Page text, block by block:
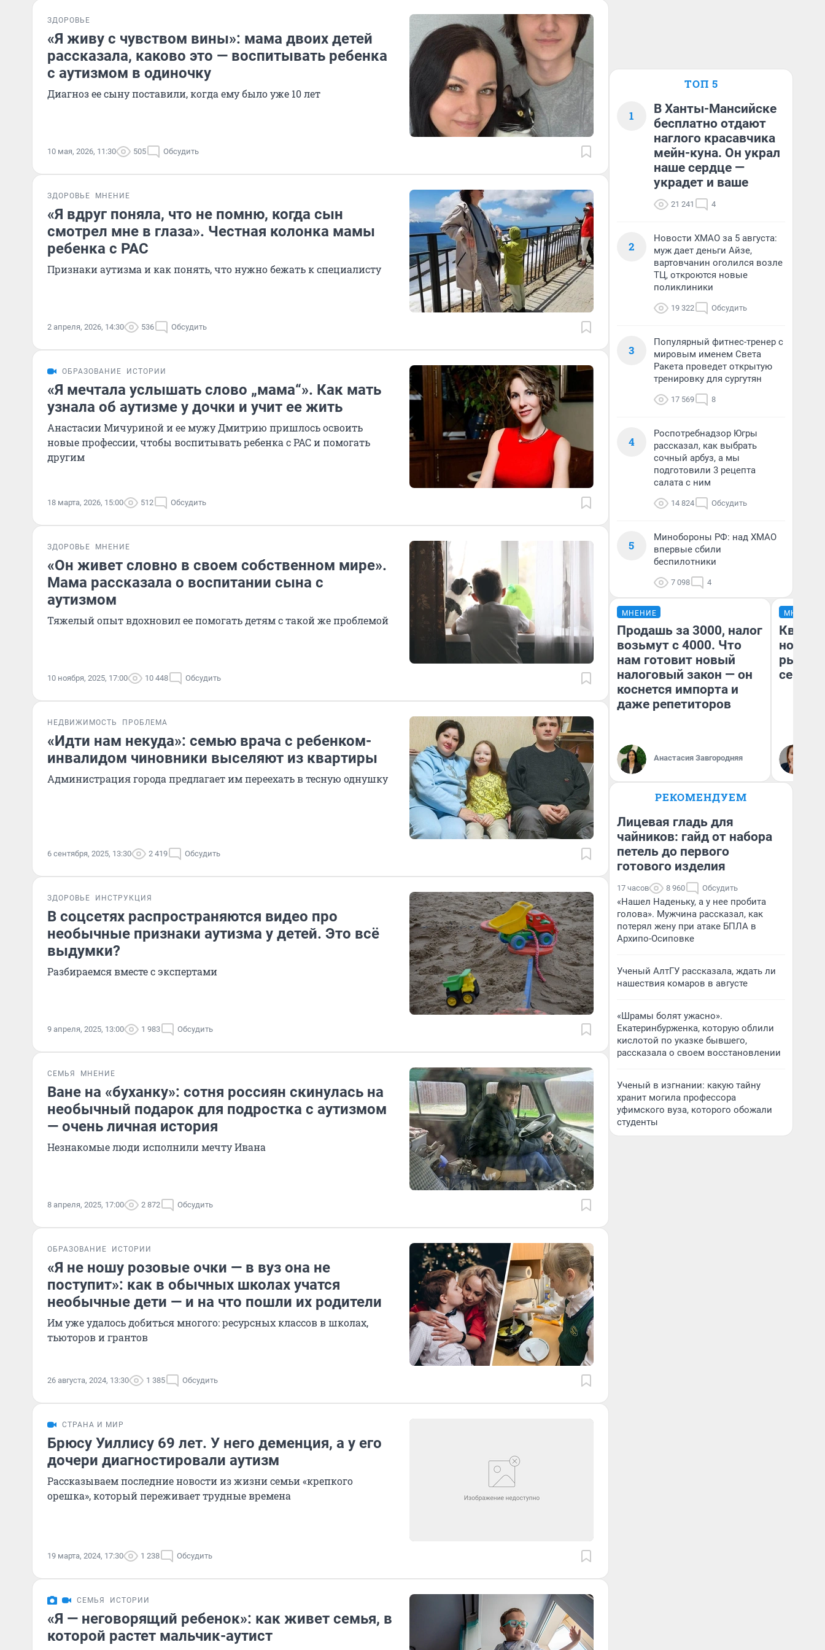
ЗДОРОВЬЕ
«Я живу с чувством вины»: мама двоих детей
рассказала, каково это — воспитывать ребенка
с аутизмом в одиночку
Диагноз ее сыну поставили, когда ему было уже 10 лет
10 мая, 2026, 11:30 505 Обсудить
ЗДОРОВЬЕ МНЕНИЕ
«Я вдруг поняла, что не помню, когда сын
смотрел мне в глаза». Честная колонка мамы
ребенка с РАС
Признаки аутизма и как понять, что нужно бежать к специалисту
2 апреля, 2026, 14:30 536 Обсудить
ОБРАЗОВАНИЕ ИСТОРИИ
«Я мечтала услышать слово „мама“». Как мать
узнала об аутизме у дочки и учит ее жить
Анастасии Мичуриной и ее мужу Дмитрию пришлось освоить
новые профессии, чтобы воспитывать ребенка с РАС и помогать
другим
18 марта, 2026, 15:00 512 Обсудить
ЗДОРОВЬЕ МНЕНИЕ
«Он живет словно в своем собственном мире».
Мама рассказала о воспитании сына с
аутизмом
Тяжелый опыт вдохновил ее помогать детям с такой же проблемой
10 ноября, 2025, 17:00 10 448 Обсудить
НЕДВИЖИМОСТЬ ПРОБЛЕМА
«Идти нам некуда»: семью врача с ребенком-
инвалидом чиновники выселяют из квартиры
Администрация города предлагает им переехать в тесную однушку
6 сентября, 2025, 13:30 2 419 Обсудить
ЗДОРОВЬЕ ИНСТРУКЦИЯ
В соцсетях распространяются видео про
необычные признаки аутизма у детей. Это всё
выдумки?
Разбираемся вместе с экспертами
9 апреля, 2025, 13:00 1 983 Обсудить
СЕМЬЯ МНЕНИЕ
Ване на «буханку»: сотня россиян скинулась на
необычный подарок для подростка с аутизмом
— очень личная история
Незнакомые люди исполнили мечту Ивана
8 апреля, 2025, 17:00 2 872 Обсудить
ОБРАЗОВАНИЕ ИСТОРИИ
«Я не ношу розовые очки — в вуз она не
поступит»: как в обычных школах учатся
необычные дети — и на что пошли их родители
Им уже удалось добиться многого: ресурсных классов в школах,
тьюторов и грантов
26 августа, 2024, 13:30 1 385 Обсудить
СТРАНА И МИР
Брюсу Уиллису 69 лет. У него деменция, а у его
дочери диагностировали аутизм
Рассказываем последние новости из жизни семьи «крепкого
орешка», который переживает трудные времена
19 марта, 2024, 17:30 1 238 Обсудить
СЕМЬЯ ИСТОРИИ
«Я — неговорящий ребенок»: как живет семья, в
которой растет мальчик-аутист
ТОП 5
1
В Ханты-Мансийске
бесплатно отдают
наглого красавчика
мейн-куна. Он украл
наше сердце —
украдет и ваше
21 241 4
2
Новости ХМАО за 5 августа:
муж дает деньги Айзе,
вартовчанин оголился возле
ТЦ, откроются новые
поликлиники
19 322 Обсудить
3
Популярный фитнес-тренер с
мировым именем Света
Ракета проведет открытую
тренировку для сургутян
17 569 8
4
Роспотребнадзор Югры
рассказал, как выбрать
сочный арбуз, а мы
подготовили 3 рецепта
салата с ним
14 824 Обсудить
5
Минобороны РФ: над ХМАО
впервые сбили
беспилотники
7 098 4
МНЕНИЕ
Продашь за 3000, налог
возьмут с 4000. Что
нам готовит новый
налоговый закон — он
коснется импорта и
даже репетиторов
Анастасия Завгородняя
МНЕНИЕ
но
рынок
РЕКОМЕНДУЕМ
Лицевая гладь для
чайников: гайд от набора
петель до первого
готового изделия
17 часов 8 960 Обсудить
«Нашел Наденьку, а у нее пробита
голова». Мужчина рассказал, как
потерял жену при атаке БПЛА в
Архипо-Осиповке
Ученый АлтГУ рассказала, ждать ли
нашествия комаров в августе
«Шрамы болят ужасно».
Екатеринбурженка, которую облили
кислотой по указке бывшего,
рассказала о своем восстановлении
Ученый в изгнании: какую тайну
хранит могила профессора
уфимского вуза, которого обожали
студенты